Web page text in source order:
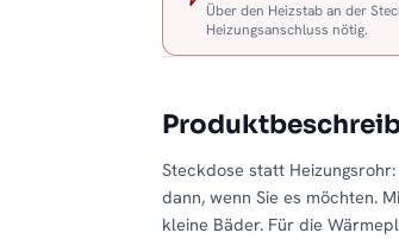
Über den Heizstab an der
Heizungsanschluss nötig.
Steckdose statt
dann, wenn Sie es möchten.
kleine Bäder. Für die